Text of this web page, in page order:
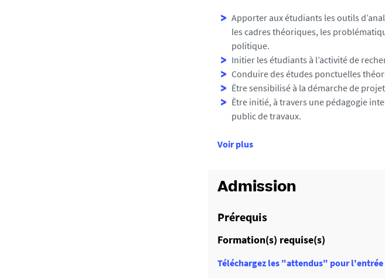
Apporter aux étudiants les outils
les cadres théoriques, les
politique.
Initier les étudiants à l’activité de
Conduire des études ponctuelles
Être sensibilisé à la démarche de
Être initié, à travers une pédagogie
public de travaux.
Voir plusd
é
a
l
Admission
Prérequis
Formation(s) requise(s)
Téléchargez les "attendus" pour l'entrée